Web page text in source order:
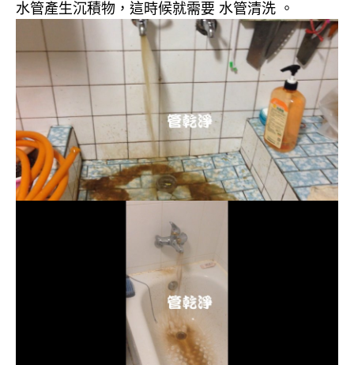
水管產生沉積物，這時候就需要 水管清洗 。